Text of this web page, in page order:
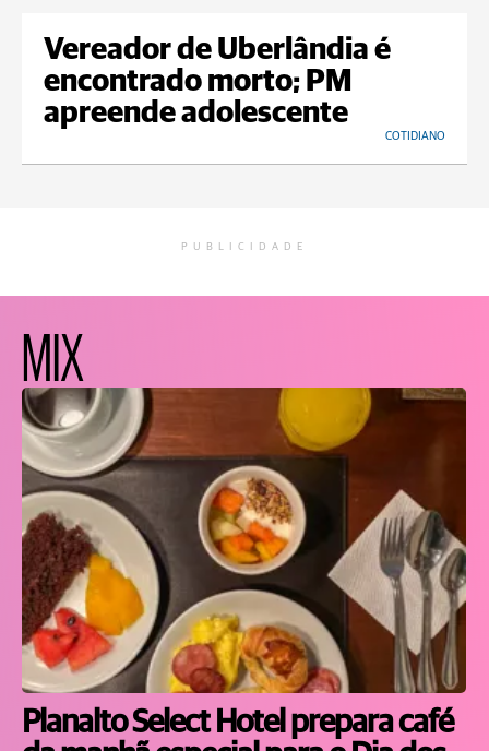
Vereador de Uberlândia é
encontrado morto; PM
apreende adolescente
COTIDIANO
PUBLICIDADE
MIX
Planalto Select Hotel prepara café